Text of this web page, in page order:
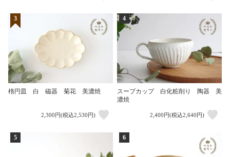
3
楕円皿 白 磁器 菊花 美濃焼
2,300円(税込2,530円)
4
スープカップ 白化粧削り 陶器 美
濃焼
2,400円(税込2,640円)
5 6